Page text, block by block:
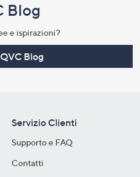
Blog
e ispirazioni?
Blog
Servizio Clienti
Supporto e FAQ
Contatti